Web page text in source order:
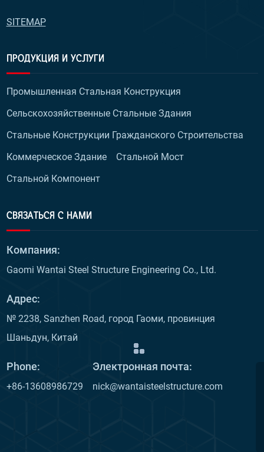
SITEMAP
ПРОДУКЦИЯ И УСЛУГИ
Промышленная Стальная Конструкция
Сельскохозяйственные Стальные Здания
Стальные Конструкции Гражданского Строительства
Коммерческое Здание
Стальной Мост
Стальной Компонент
СВЯЗАТЬСЯ С НАМИ
Компания:
Gaomi Wantai Steel Structure Engineering Co., Ltd.
Адрес:
№ 2238, Sanzhen Road, город Гаоми, провинция
Шаньдун, Китай
Phone:
+86-13608986729
Электронная почта:
nick@wantaisteelstructure.com